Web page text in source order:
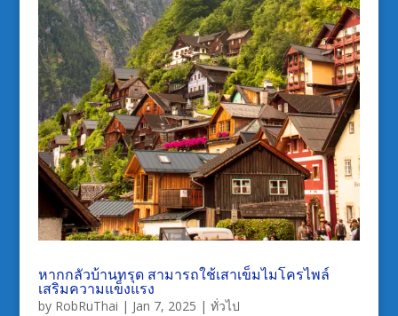
หากกลัวบ้านทรุด สามารถใช้เสาเข็มไมโครไพล์
เสริมความแข็งแรง
by RobRuThai | Jan 7, 2025 | ทั่วไป